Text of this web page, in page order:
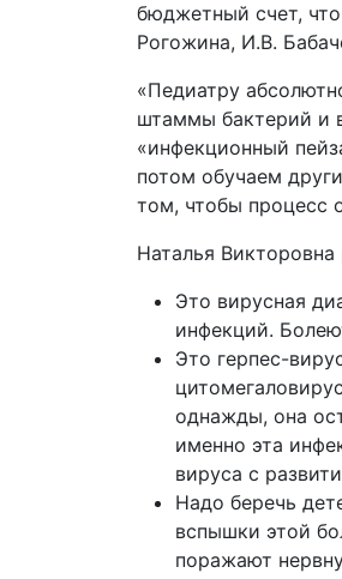
бюджетный счет,
Рогожина, И.В.
«Педиатру
штаммы бактерий и
«инфекционный
потом обучаем
том, чтобы процесс
Наталья
Это вирусная
инфекций.
Это герпес-
однажды, она
именно эта
вируса с
Надо беречь
вспышки этой
поражают